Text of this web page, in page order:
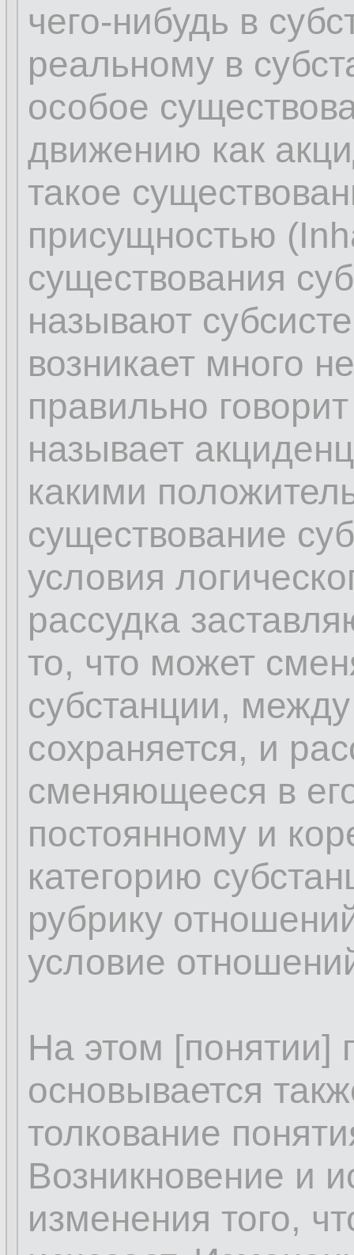
чего-нибудь в
реальному в
особое
движению как
такое
присущностью
существования
называют
возникает много
правильно
называет
какими
существование
условия
рассудка
то, что может
субстанции,
сохраняется, и
сменяющееся в
постоянному и
категорию
рубрику
условие
На этом [понятии]
основывается
толкование
Возникновение и
изменения того,